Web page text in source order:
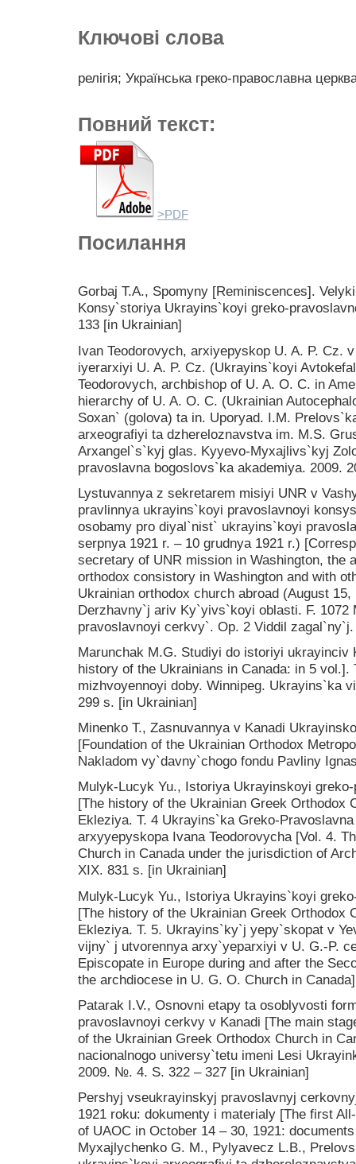
Ключові слова
релігія; Українська греко-православна
Повний текст:
>PDF
Посилання
Gorbaj T.A., Spomyny [Reminiscences].
Konsy`storiya Ukrayins`koyi greko-
133 [in Ukrainian]
Ivan Teodorovych, arxiyepyskop U. A. P. Cz.
iyerarxiyi U. A. P. Cz. (Ukrayins`koyi
Teodorovych, archbishop of U. A. O. C. in
hierarchy of U. A. O. C. (Ukrainian
Soxan` (golova) ta in. Uporyad. I.M.
arxeografiyi ta dzhereloznavstva im. M.S.
Arxangel`s`kyj glas. Kyyevo-Myxajlivs`kyj
pravoslavna bogoslovs`ka akademiya. 2009.
Lystuvannya z sekretarem misiyi UNR v
pravlinnya ukrayins`koyi pravoslavnoyi
osobamy pro diyal`nist` ukrayins`koyi
serpnya 1921 r. – 10 grudnya 1921 r.)
secretary of UNR mission in Washington, the
orthodox consistory in Washington and with
Ukrainian orthodox church abroad (August
Derzhavny`j ariv Ky`yivs`koyi oblasti. F. 1072
pravoslavnoyi cerkvy`. Op. 2 Viddil
Marunchak M.G. Studiyi do istoriyi ukrayinciv
history of the Ukrainians in Canada: in 5
mizhvoyennoyi doby. Winnipeg. Ukrayins`ka
299 s. [in Ukrainian]
Minenko T., Zasnuvannya v Kanadi
[Foundation of the Ukrainian Orthodox
Nakladom vy`davny`chogo fondu Pavliny
Mulyk-Lucyk Yu., Istoriya Ukrayinskoyi
[The history of the Ukrainian Greek Orthodox
Ekleziya. T. 4 Ukrayins`ka Greko-
arxyyepyskopa Ivana Teodorovycha [Vol. 4.
Church in Canada under the jurisdiction of
XIX. 831 s. [in Ukrainian]
Mulyk-Lucyk Yu., Istoriya Ukrayins`koyi
[The history of the Ukrainian Greek Orthodox
Ekleziya. T. 5. Ukrayins`ky`j yepy`skopat v
vijny` j utvorennya arxy`yeparxiyi v U. G.-P.
Episcopate in Europe during and after the
the archdiocese in U. G. O. Church in
Patarak I.V., Osnovni etapy ta osoblyvosti
pravoslavnoyi cerkvy v Kanadi [The main
of the Ukrainian Greek Orthodox Church in
nacionalnogo universy`tetu imeni Lesi
2009. №. 4. S. 322 – 327 [in Ukrainian]
Pershyj vseukrayinskyj pravoslavnyj
1921 roku: dokumenty i materialy [The first
of UAOC in October 14 – 30, 1921:
Myxajlychenko G. M., Pylyavecz L.B.,